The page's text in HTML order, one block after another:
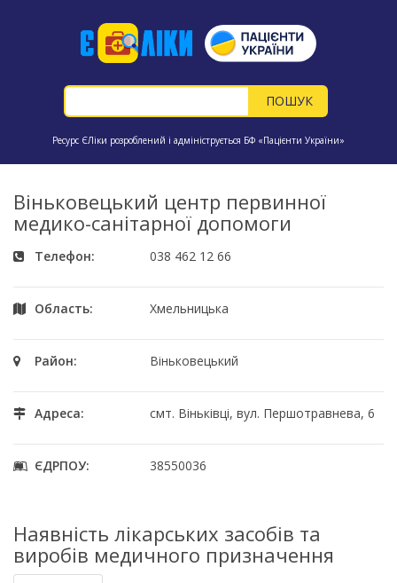
Ресурс ЄЛіки розроблений і адмініструється БФ «Пацієнти України»
Віньковецький центр первинної
медико-санітарної допомоги
Телефон: 038 462 12 66
Область: Хмельницька
Район: Віньковецький
Адреса: смт. Віньківці, вул. Першотравнева, 6
ЄДРПОУ: 38550036
Наявність лікарських засобів та
виробів медичного призначення